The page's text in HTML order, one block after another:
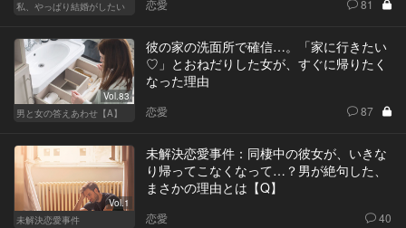
私、やっぱり結婚がしたい
恋愛 81
Vol.83
男と女の答えあわせ【A】
彼の家の洗面所で確信…。「家に行きたい
♡」とおねだりした女が、すぐに帰りたく
なった理由
恋愛 87
Vol.1
未解決恋愛事件
未解決恋愛事件：同棲中の彼女が、いきな
り帰ってこなくなって…？男が絶句した、
まさかの理由とは【Q】
恋愛 40